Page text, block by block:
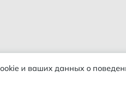
и ваших данных о